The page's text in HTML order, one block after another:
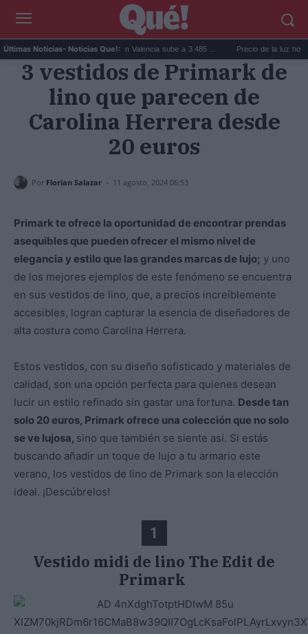
Últimas Noticias- Noticias Que!:
El precio de la vivienda en Valencia sube a 3.485 ... Precio de la luz hoy,
3 vestidos de Primark de
lino que parecen de
Carolina Herrera desde
20 euros
Por Florian Salazar - 11 agosto, 2024 06:53
Primark te ofrece la oportunidad de encontrar prendas
asequibles que pueden ofrecer el mismo nivel de
elegancia y estilo que las grandes marcas de lujo; y uno
de los mejores ejemplos de este fenómeno se encuentra
en sus vestidos de lino, que, a precios increíblemente
accesibles, logran capturar la esencia de diseñadores de
alta costura como Carolina Herrera.
Estos vestidos, con su diseño sofisticado y materiales de
calidad, son una opción perfecta para quienes desean
lucir un estilo refinado sin gastar una fortuna. Desde tan
solo 20 euros, Primark ofrece una colección que no solo
se ve lujosa, sino que también se siente así. Si estás
buscando añadir un toque de lujo a tu armario este
verano, los vestidos de lino de Primark son la elección
ideal. ¡Descúbrelos!
1
Vestido midi de lino The Edit de
Primark